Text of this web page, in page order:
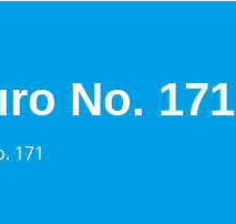
No. 171
171